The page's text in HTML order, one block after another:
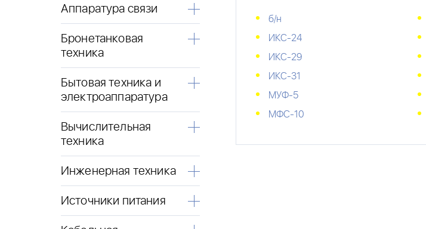
Аппаратура связи
Бронетанковая
техника
Бытовая техника и
электроаппаратура
Вычислительная
техника
Инженерная техника
Источники питания
б/н
ИКС-24
ИКС-29
ИКС-31
МУФ-5
МФС-10